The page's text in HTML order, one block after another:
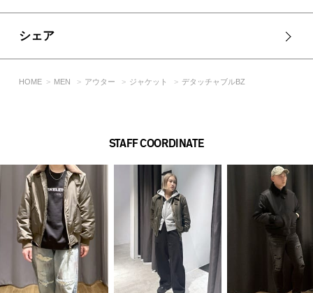
異なる場合があります。
り、実物と色味が異なる場合がございます。
※着用、お取り扱いの際は、アテンションタグをご確認くださ
シェア
HOME MEN アウター ジャケット デタッチャブルBZ
STAFF COORDINATE